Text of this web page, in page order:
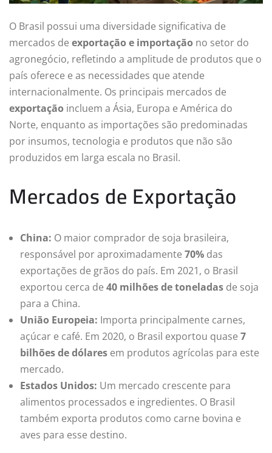
O Brasil possui uma diversidade significativa de
mercados de exportação e importação no setor do
agronegócio, refletindo a amplitude de produtos que o
país oferece e as necessidades que atende
internacionalmente. Os principais mercados de
exportação incluem a Ásia, Europa e América do
Norte, enquanto as importações são predominadas
por insumos, tecnologia e produtos que não são
produzidos em larga escala no Brasil.
Mercados de Exportação
China: O maior comprador de soja brasileira,
responsável por aproximadamente 70% das
exportações de grãos do país. Em 2021, o Brasil
exportou cerca de 40 milhões de toneladas de soja
para a China.
União Europeia: Importa principalmente carnes,
açúcar e café. Em 2020, o Brasil exportou quase 7
bilhões de dólares em produtos agrícolas para este
mercado.
Estados Unidos: Um mercado crescente para
alimentos processados e ingredientes. O Brasil
também exporta produtos como carne bovina e
aves para esse destino.